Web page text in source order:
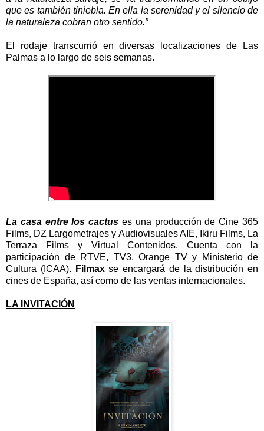
que es también tiniebla. En ella la serenidad y el silencio de
la naturaleza cobran otro sentido.”
El rodaje transcurrió en diversas localizaciones de Las
Palmas a lo largo de seis semanas.
La casa entre los cactus es una producción de Cine 365
Films, DZ Largometrajes y Audiovisuales AIE, Ikiru Films, La
Terraza Films y Virtual Contenidos. Cuenta con la
participación de RTVE, TV3, Orange TV y Ministerio de
Cultura (ICAA).
Filmaxse encargará de la distribución en
cines de España, así como de las ventas internacionales.
LA INVITACIÓN